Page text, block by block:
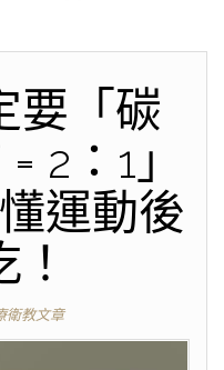
要「碳
2：1」
運動後
衛教文章